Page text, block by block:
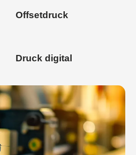
Offsetdruck
Druck digital